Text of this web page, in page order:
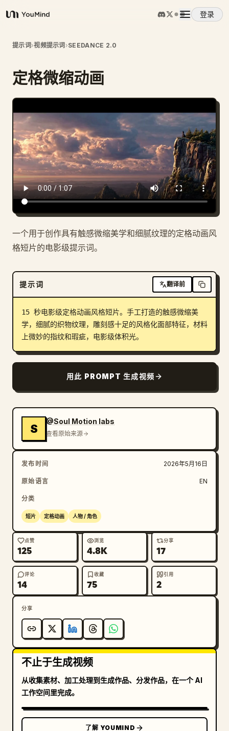
YouMind
登录
概览
使用案例
技能
提示词
定价
下载
博客
更新
提示词›视频提示词 ›SEEDANCE 2.0
定格微缩动画
一个用于创作具有触感微缩美学和细腻纹理的定格动画风
格短片的电影级提示词。
提示词 翻译前
15 秒电影级定格动画风格短片。手工打造的触感微缩美
学，细腻的织物纹理，雕刻感十足的风格化面部特征，材料
上微妙的指纹和瑕疵，电影级体积光。
用此 PROMPT 生成视频
S
@Soul Motion labs
查看原始来源
发布时间 2026年5月16日
原始语言 EN
分类
短片 定格动画 人物 / 角色
点赞
125
浏览
4.8K
分享
17
评论
14
收藏
75
引用
2
分享
不止于生成视频
从收集素材、加工处理到生成作品、分发作品，在一个 AI
工作空间里完成。
了解 YOUMIND